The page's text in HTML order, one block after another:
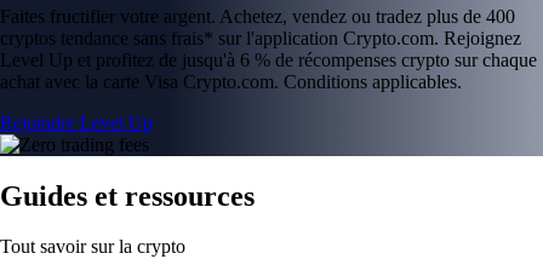
Faites fructifier votre argent. Achetez, vendez ou tradez plus de 400
cryptos tendance sans frais* sur l'application Crypto.com. Rejoignez
Level Up et profitez de jusqu'à 6 % de récompenses crypto sur chaque
achat avec la carte Visa Crypto.com. Conditions applicables.
Rejoindre Level Up
Guides et ressources
Tout savoir sur la crypto